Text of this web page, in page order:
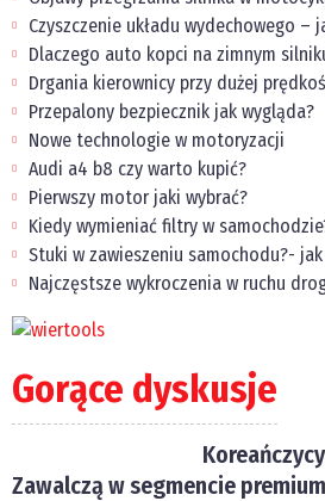
Czyszczenie układu wydechowego –
Dlaczego auto kopci na zimnym
Drgania kierownicy przy dużej
Przepalony bezpiecznik jak wygląda?
Nowe technologie w motoryzacji
Audi a4 b8 czy warto kupić?
Pierwszy motor jaki wybrać?
Kiedy wymieniać filtry w
Stuki w zawieszeniu samochodu?-
Najczęstsze wykroczenia w ruchu
Gorące dyskusje
Zawalczą w segmencie premium